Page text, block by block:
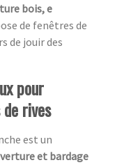
bois, e
de fenêtres de
de jouir des
pour
rives
est un
et bardage